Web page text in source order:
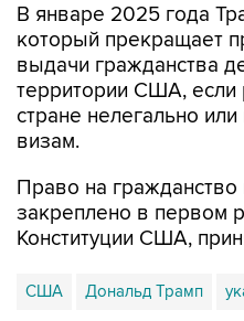
В январе 2025 года
который прекращает
выдачи гражданства
территории США, если
стране нелегально
визам.
Право на
закреплено в первом
Конституции США,
США Дональд Трамп